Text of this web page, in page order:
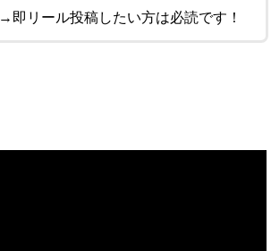
→即リール投稿したい方は必読です！